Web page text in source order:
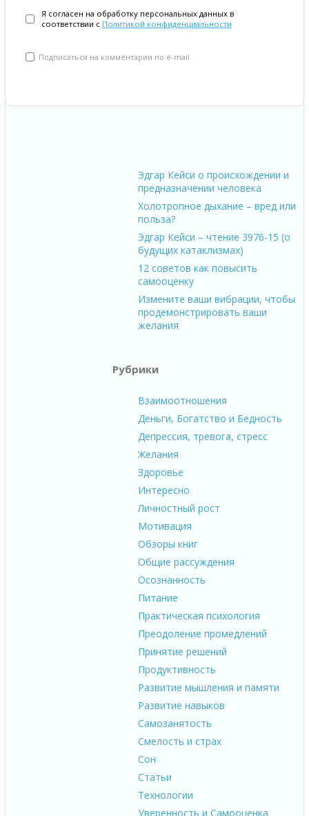
Я согласен на обработку персональных данных в
соответствии с Политикой конфиденциальности
Подписаться на комментарии по e-mail
Эдгар Кейси о происхождении и
предназначении человека
Холотропное дыхание – вред или
польза?
Эдгар Кейси – чтение 3976-15 (о
будущих катаклизмах)
12 советов как повысить
самооценку
Измените ваши вибрации, чтобы
продемонстрировать ваши
желания
Рубрики
Взаимоотношения
Деньги, Богатство и Бедность
Депрессия, тревога, стресс
Желания
Здоровье
Интересно
Личностный рост
Мотивация
Обзоры книг
Общие рассуждения
Осознанность
Питание
Практическая психология
Преодоление промедлений
Принятие решений
Продуктивность
Развитие мышления и памяти
Развитие навыков
Самозанятость
Смелость и страх
Сон
Статьи
Технологии
Уверенность и Самооценка